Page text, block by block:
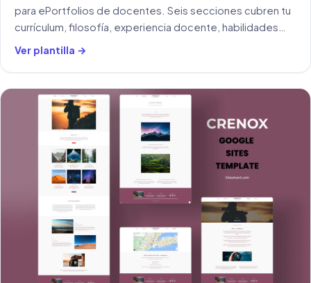
para ePortfolios de docentes. Seis secciones cubren tu
currículum, filosofía, experiencia docente, habilidades
Ver plantilla →